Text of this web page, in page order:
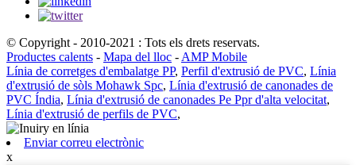
© Copyright - 2010-2021 : Tots els drets reservats.
Productes calents - Mapa del lloc - AMP Mobile
Línia de corretges d'embalatge PP, Perfil d'extrusió de PVC, Línia
d'extrusió de sòls Mohawk Spc, Línia d'extrusió de canonades de
PVC Índia, Línia d'extrusió de canonades Pe Ppr d'alta velocitat,
Línia d'extrusió de perfils de PVC,
Enviar correu electrònic
x